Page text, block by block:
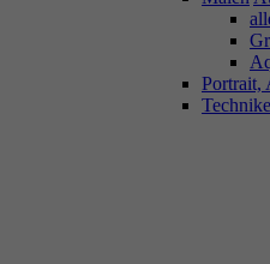
Portrait,